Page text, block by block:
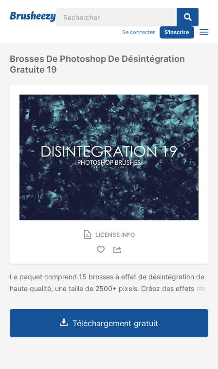
Se connecter S'inscrire
Brosses De Photoshop De Désintégration
Gratuite 19
LICENSE INFO
Le paquet comprend 15 brosses à effet de désintégration de
haute qualité, une taille de 2500+ pixels. Créez des effets
Téléchargement gratuit